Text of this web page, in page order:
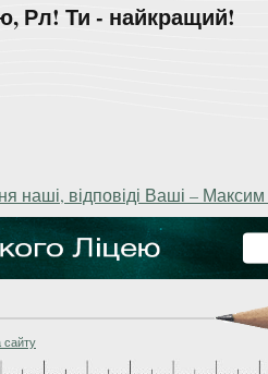
Рл! Ти - найкращий!
наші, відповіді Ваші –
сайту